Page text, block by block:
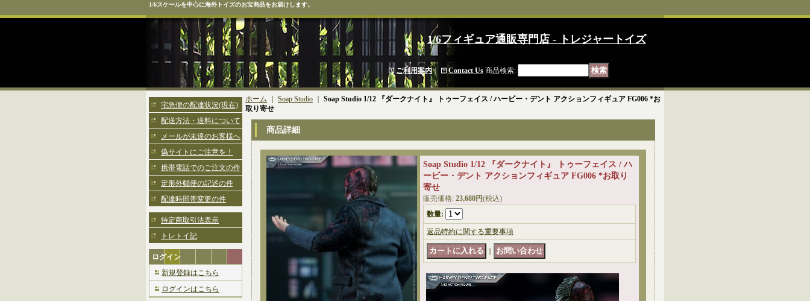
1/6スケールを中心に海外トイズのお宝商品をお届けします。
1/6フィギュア通販専門店 - トレジャートイズ
ご利用案内｜ Contact Us 商品検索:
宅急便の配達状況(現在)
配送方法・送料について
メールが未達のお客様へ
偽サイトにご注意を！
携帯電話でのご注文の件
定形外郵便の記述の件
配達時間帯変更の件
特定商取引法表示
トレトイ記
ログイン
新規登録はこちら
ログインはこちら
ホーム Soap Studio
Soap Studio 1/12 『ダークナイト』 トゥーフェイス / ハービー・デント アクションフィギュア FG006 *お
取り寄せ
商品詳細
Soap Studio 1/12 『ダークナイト』 トゥーフェイス / ハ
ービー・デント アクションフィギュア FG006 *お取り
寄せ
販売価格: 23,680円(税込)
数量:
返品特約に関する重要事項